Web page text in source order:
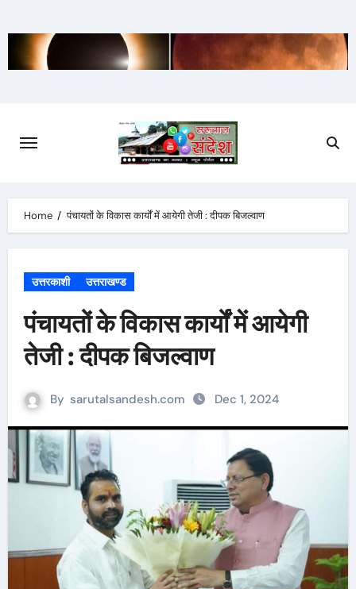
to
Home पंचायतों के विकास कार्यों में आयेगी तेजी : दीपक बिजल्वाण
उत्तरकाशी उत्तराखण्ड
पंचायतों के विकास कार्यों में आयेगी
तेजी : दीपक बिजल्वाण
By sarutalsandesh.com Dec 1, 2024